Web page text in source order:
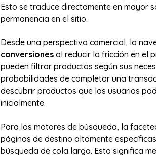
Esto se traduce directamente en mayor
permanencia en el sitio.
Desde una perspectiva comercial, la
conversiones al reducir la fricción en el
pueden filtrar productos según sus
probabilidades de completar una
descubrir productos que los usuarios
inicialmente.
Para los motores de búsqueda, la
páginas de destino altamente
búsqueda de cola larga. Esto significa